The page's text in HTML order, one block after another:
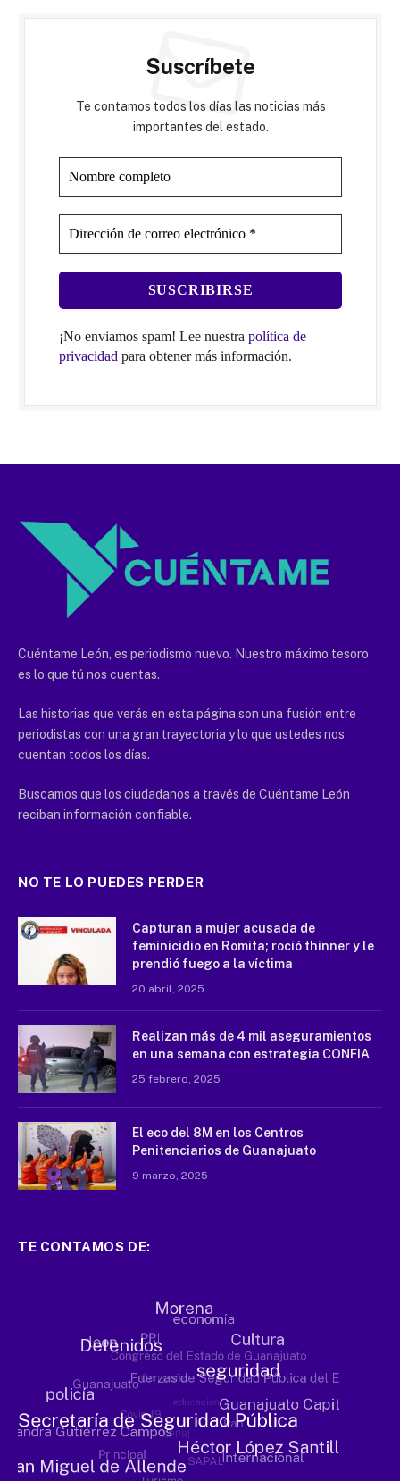
Suscríbete
Te contamos todos los días las noticias más
importantes del estado.
¡No enviamos spam! Lee nuestra política de
privacidad para obtener más información.
Cuéntame León, es periodismo nuevo. Nuestro máximo tesoro
es lo que tú nos cuentas.
Las historias que verás en esta página son una fusión entre
periodistas con una gran trayectoria y lo que ustedes nos
cuentan todos los días.
Buscamos que los ciudadanos a través de Cuéntame León
reciban información confiable.
NO TE LO PUEDES PERDER
Capturan a mujer acusada de
feminicidio en Romita; roció thinner y le
prendió fuego a la víctima
20 abril, 2025
Realizan más de 4 mil aseguramientos
en una semana con estrategia CONFIA
25 febrero, 2025
El eco del 8M en los Centros
Penitenciarios de Guanajuato
9 marzo, 2025
TE CONTAMOS DE: